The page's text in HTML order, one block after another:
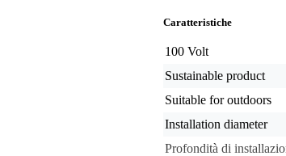
Caratteristiche
100 Volt
Sustainable product
Suitable for outdoors
Installation diameter
Profondità di